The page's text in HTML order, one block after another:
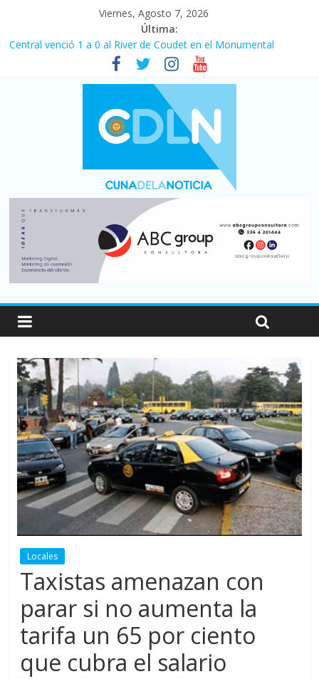
Viernes, Agosto 7, 2026
Última:
Central venció 1 a 0 al River de Coudet en el Monumental
La morosidad alcanzó su nivel más alto en dos décadas y ya
afecta a 400 mil deudores en Santa Fe
Desde que asumió Milei cerraron 41.000 kioscos: el sector
denuncia crisis como en 2001
Vacaciones de invierno con más movimiento y consumo
turístico: 4,6 millones de personas viajaron por el país, un 5,9%
Fuerte caída de la venta de autos usados en julio: bajó un 12,6%
Locales
Taxistas amenazan con
parar si no aumenta la
tarifa un 65 por ciento
que cubra el salario